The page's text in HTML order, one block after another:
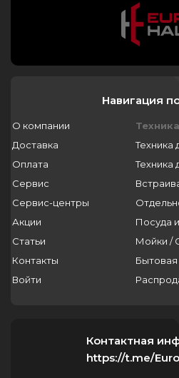
Навигация
О компании
Доставка
Оплата
Сервис
Сервис-центры
Акции
Статьи
Контакты
Войти
Техника
Техника
Посуда
Мойки /
Бытовая
Контактная
https://t.me/